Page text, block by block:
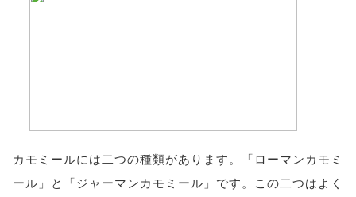
カモミールには二つの種類があります。「ローマンカモミ
ール」と「ジャーマンカモミール」です。この二つはよく